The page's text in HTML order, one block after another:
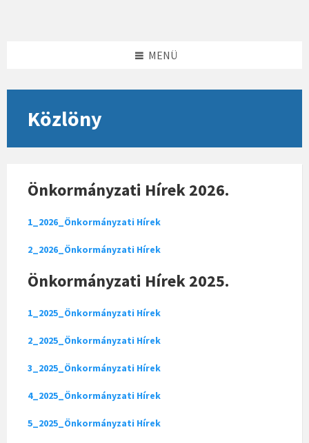
MENÜ
Közlöny
Önkormányzati Hírek 2026.
1_2026_Önkormányzati Hírek
2_2026_Önkormányzati Hírek
Önkormányzati Hírek 2025.
1_2025_Önkormányzati Hírek
2_2025_Önkormányzati Hírek
3_2025_Önkormányzati Hírek
4_2025_Önkormányzati Hírek
5_2025_Önkormányzati Hírek